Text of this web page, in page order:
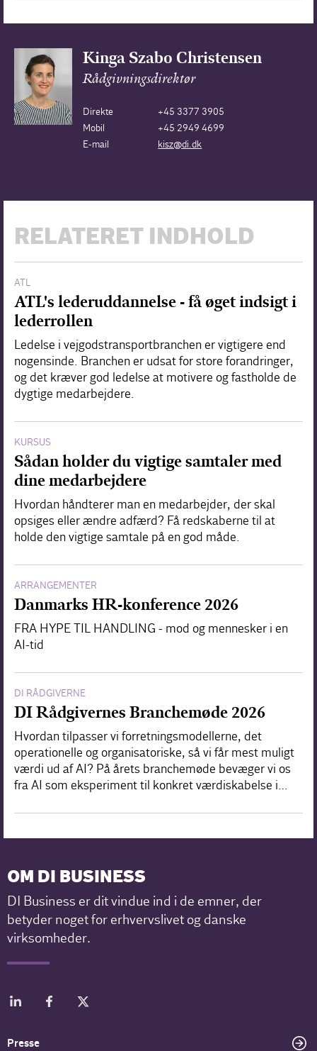
Kinga Szabo Christensen
Rådgivningsdirektør
Direkte
+45 3377 3905
Mobil
+45 2949 4699
E-mail
kisz@di.dk
RELATERET INDHOLD
ATL
ATL's lederuddannelse - få øget indsigt i
lederrollen
Ledelse i vejgodstransportbranchen er vigtigere end
nogensinde. Branchen er udsat for store forandringer,
og det kræver god ledelse at motivere og fastholde de
dygtige medarbejdere.
KURSUS
Sådan holder du vigtige samtaler med
dine medarbejdere
Hvordan håndterer man en medarbejder, der skal
opsiges eller ændre adfærd? Få redskaberne til at
holde den vigtige samtale på en god måde.
ARRANGEMENTER
Danmarks HR-konference 2026
FRA HYPE TIL HANDLING - mod og mennesker i en
AI-tid
DI RÅDGIVERNE
DI Rådgivernes Branchemøde 2026
Hvordan tilpasser vi forretningsmodellerne, det
operationelle og organisatoriske, så vi får mest muligt
værdi ud af AI? På årets branchemøde bevæger vi os
fra AI som eksperiment til konkret værdiskabelse i…
OM DI BUSINESS
DI Business er dit vindue ind i de emner, der
betyder noget for erhvervslivet og danske
virksomheder.
Presse